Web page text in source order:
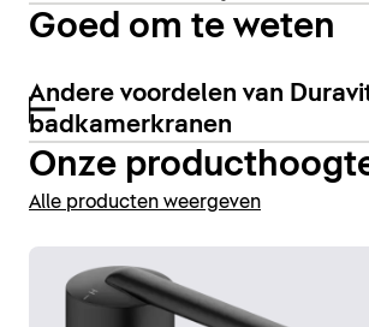
Goed om te weten
Andere voordelen van
badkamerkranen
Onze
Alle producten weergeven